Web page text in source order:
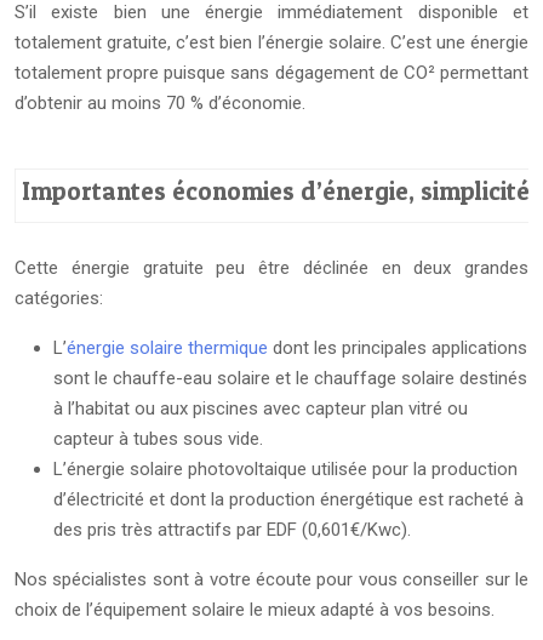
S’il existe bien une énergie immédiatement disponible et
totalement gratuite, c’est bien l’énergie solaire. C’est une énergie
totalement propre puisque sans dégagement de CO² permettant
d’obtenir au moins 70 % d’économie.
Importantes économies d’énergie,
Cette énergie gratuite peu être déclinée en deux grandes
catégories:
L’énergie solaire thermique dont les principales applications
sont le chauffe-eau solaire et le chauffage solaire destinés
à l’habitat ou aux piscines avec capteur plan vitré ou
capteur à tubes sous vide.
L’énergie solaire photovoltaique utilisée pour la production
d’électricité et dont la production énergétique est racheté à
des pris très attractifs par EDF (0,601€/Kwc).
Nos spécialistes sont à votre écoute pour vous conseiller sur le
choix de l’équipement solaire le mieux adapté à vos besoins.